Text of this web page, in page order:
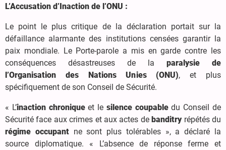
L’Accusation d’Inaction de l’ONU :
Le point le plus critique de la déclaration portait sur la
défaillance alarmante des institutions censées garantir la
paix mondiale. Le Porte-parole a mis en garde contre les
conséquences désastreuses de la paralysie de
l’Organisation des Nations Unies (ONU), et plus
spécifiquement de son Conseil de Sécurité.
« L’inaction chroniqueet le silence coupabledu Conseil de
Sécurité face aux crimes et aux actes debanditryrépétés du
régime occupantne sont plus tolérables », a déclaré la
source diplomatique. « L’absence de réponse ferme et